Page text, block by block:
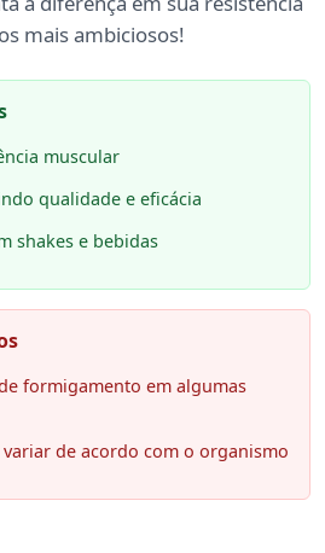
mais ambiciosos!
muscular
qualidade e eficácia
shakes e bebidas
formigamento em algumas
de acordo com o organismo